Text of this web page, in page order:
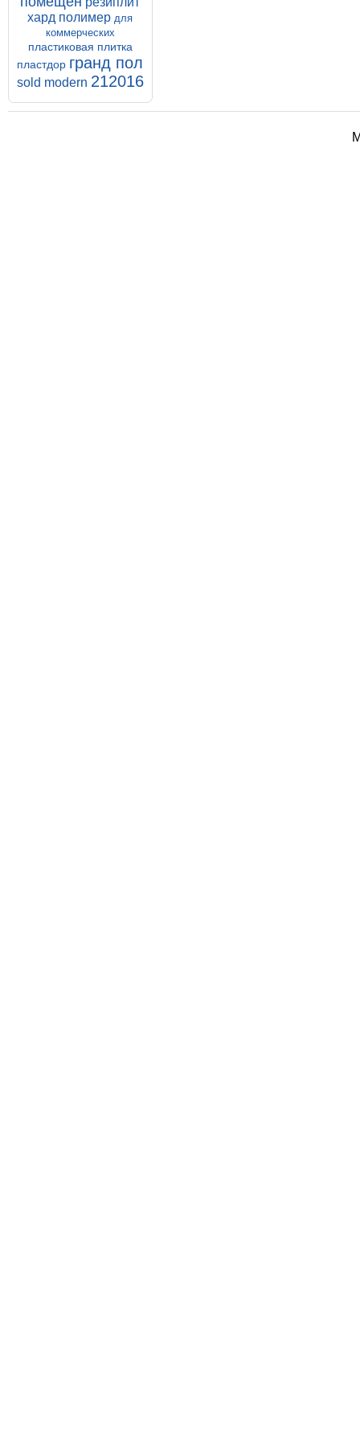
495.00 р.
Унипол Шагрень
напольное покрытие
ПВХ 7 мм
Купить Подробнее
хард полимер для
коммерческих
пластиковая плитка
пластдор гранд пол
sold modern 212016